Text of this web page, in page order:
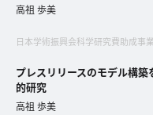
esse-
と
高祖 歩美
日本学術振興会科学研究費助成事
プレスリリースのモデル構
的研究
高祖 歩美